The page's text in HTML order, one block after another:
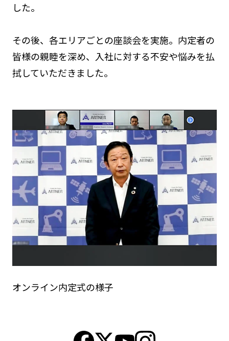
した。
その後、各エリアごとの座談会を実施。内定者の
皆様の親睦を深め、入社に対する不安や悩みを払
拭していただきました。
オンライン内定式の様子